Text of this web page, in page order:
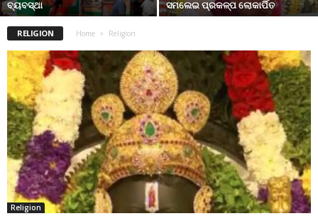
ବ୍ୟବସ୍ଥା
ସମଲେଇ ପ୍ରକଳ୍ପ ଲୋକାର୍ପିତ
RELIGION Home Religion
Religion